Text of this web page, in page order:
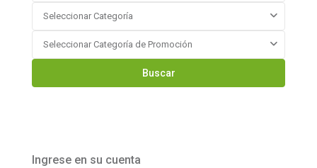
Seleccionar Categoría
Seleccionar Categoría de Promoción
Buscar
Ingrese en su cuenta